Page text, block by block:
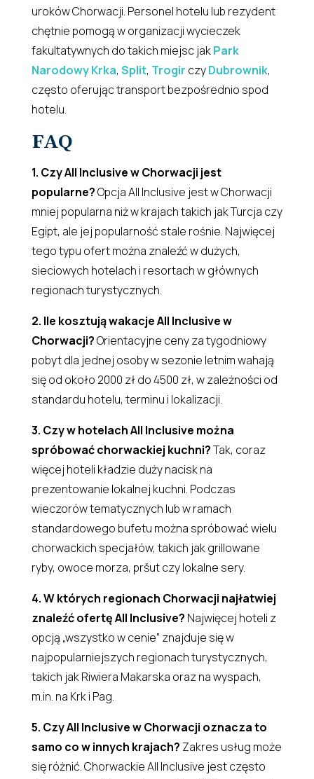
uroków Chorwacji. Personel hotelu lub rezydent
chętnie pomogą w organizacji wycieczek
fakultatywnych do takich miejsc jakPark
Narodowy Krka, Split, Trogir czyDubrownik,
często oferując transport bezpośrednio spod
hotelu.
FAQ
1. Czy All Inclusive w Chorwacji jest
popularne?Opcja All Inclusive jest w Chorwacji
mniej popularna niż w krajach takich jak Turcja czy
Egipt, ale jej popularność stale rośnie. Najwięcej
tego typu ofert można znaleźć w dużych,
sieciowych hotelach i resortach w głównych
regionach turystycznych.
2. Ile kosztują wakacje All Inclusive w
Chorwacji?Orientacyjne ceny za tygodniowy
pobyt dla jednej osoby w sezonie letnim wahają
się od około 2000 zł do 4500 zł, w zależności od
standardu hotelu, terminu i lokalizacji.
3. Czy w hotelach All Inclusive można
spróbować chorwackiej kuchni?Tak, coraz
więcej hoteli kładzie duży nacisk na
prezentowanie lokalnej kuchni. Podczas
wieczorów tematycznych lub w ramach
standardowego bufetu można spróbować wielu
chorwackich specjałów, takich jak grillowane
ryby, owoce morza, pršut czy lokalne sery.
4. W których regionach Chorwacji najłatwiej
znaleźć ofertę All Inclusive? Najwięcej hoteli z
opcją „wszystko w cenie” znajduje się w
najpopularniejszych regionach turystycznych,
takich jak Riwiera Makarska oraz na wyspach,
m.in. na Krk i Pag.
5. Czy All Inclusive w Chorwacji oznacza to
samo co w innych krajach? Zakres usług może
się różnić. Chorwackie All Inclusive jest często